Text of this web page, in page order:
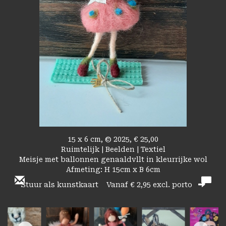
15 x 6 cm, © 2025, € 25,00
Ruimtelijk | Beelden | Textiel
Meisje met ballonnen genaaldvllt in kleurrijke wol
Afmeting: H 15cm x B 6cm
Stuur als kunstkaart Vanaf € 2,95 excl. porto